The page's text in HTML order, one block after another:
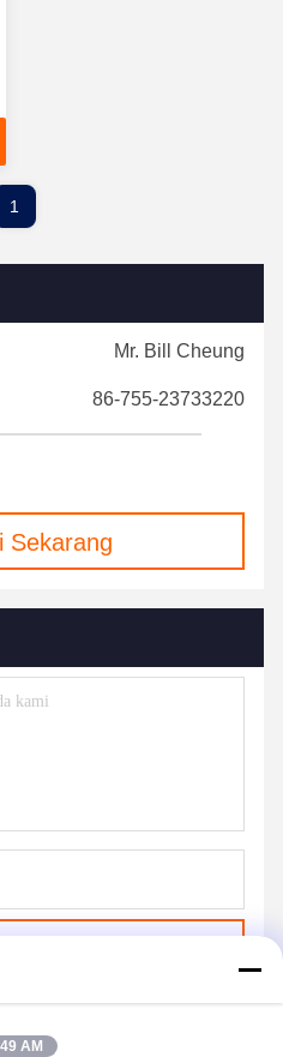
1
Mr. Bill Cheung
86-755-23733220
Sekarang
AM